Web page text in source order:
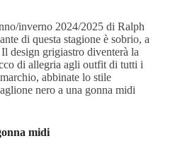
inverno 2024/2025 di Ralph
di questa stagione è sobrio, a
design grigiastro diventerà la
di allegria agli outfit di tutti i
abbinate lo stile
nero a una gonna midi
midi